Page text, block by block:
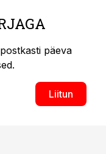
päeva
Liitun